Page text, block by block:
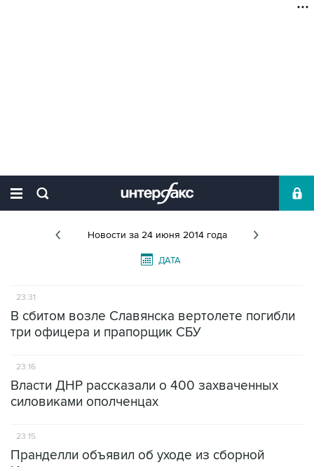
Новости за 24 июня 2014 года
ДАТА
23:31
В сбитом возле Славянска вертолете погибли
три офицера и прапорщик СБУ
23:16
Власти ДНР рассказали о 400 захваченных
силовиками ополченцах
23:15
Пранделли объявил об уходе из сборной